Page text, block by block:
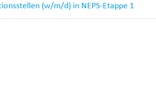
(w/m/d) in NEPS-Etappe 1